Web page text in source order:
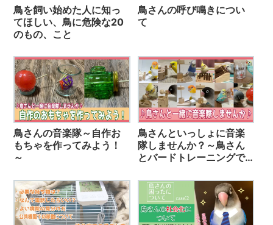
鳥を飼い始めた人に知っ
てほしい、鳥に危険な20
のもの、こと
鳥さんの呼び鳴きについ
て
鳥さんの音楽隊～自作お
もちゃを作ってみよう！
～
鳥さんといっしょに音楽
隊しませんか？～鳥さん
とバードトレーニングで